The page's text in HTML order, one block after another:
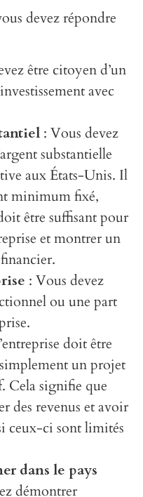
devez répondre
être citoyen d’un
avec
: Vous devez
substantielle
aux États-Unis. Il
minimum fixé,
être suffisant pour
et montrer un
: Vous devez
ou une part
doit être
un projet
Cela signifie que
des revenus et avoir
ceux-ci sont limités
dans le pays
démontrer